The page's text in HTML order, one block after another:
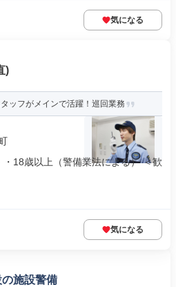
気になる
)
ッフがメインで活躍！巡回業務
18歳以上（警備業法による） ＜歓
気になる
施設警備